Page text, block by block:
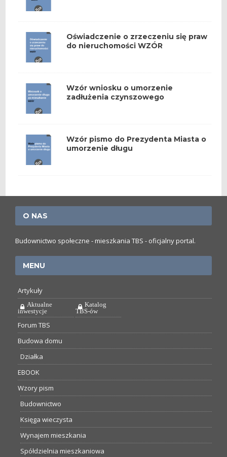
Oświadczenie o zrzeczeniu się praw
do nieruchomości WZÓR
Wzór wniosku o umorzenie
zadłużenia czynszowego
Wzór pismo do Prezydenta Miasta o
umorzenie długu
O NAS
Budownictwo społeczne - mieszkania TBS - oficjalny portal.
MENU
Artykuły
Aktualne
inwestycje
Katalog
TBS-ów
Forum TBS
Budowa domu
Działka
EBOOK
Wzory pism
Budownictwo
Księga wieczysta
Wynajem mieszkania
Spółdzielnia mieszkaniowa